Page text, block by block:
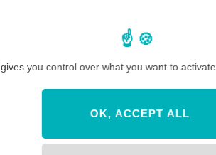
you control over what you want to activate
OK, ACCEPT ALL